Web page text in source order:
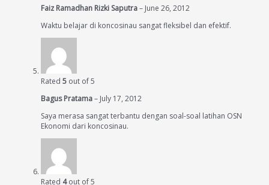
Faiz Ramadhan Rizki Saputra– June 26, 2012
Waktu belajar di koncosinau sangat fleksibel dan efektif.
Rated 5 out of 5
Bagus Pratama– July 17, 2012
Saya merasa sangat terbantu dengan soal-soal latihan OSN
Ekonomi dari koncosinau.
Rated 4out of 5